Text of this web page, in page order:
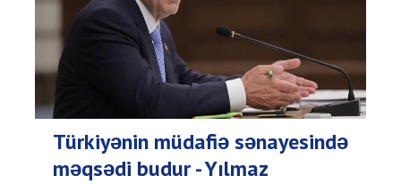
Türkiyənin müdafiə sənayesində
məqsədi budur - Yılmaz